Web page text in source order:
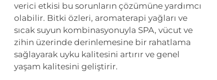
verici etkisi bu sorunların çözümüne yardımcı
olabilir. Bitki özleri, aromaterapi yağları ve
sıcak suyun kombinasyonuyla SPA, vücut ve
zihin üzerinde derinlemesine bir rahatlama
sağlayarak uyku kalitesini artırır ve genel
yaşam kalitesini geliştirir.